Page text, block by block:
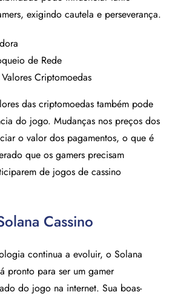
exigindo cautela e perseverança.
de Rede
Criptomoedas
das criptomoedas também pode
do jogo. Mudanças nos preços dos
o valor dos pagamentos, o que é
que os gamers precisam
de jogos de cassino
Cassino
continua a evoluir, o Solana
pronto para ser um gamer
do jogo na internet. Sua boas-